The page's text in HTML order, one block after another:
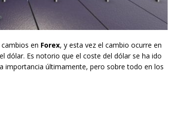
en Forex, y esta vez el cambio ocurre en
dólar. Es notorio que el coste del dólar se ha ido
importancia últimamente, pero sobre todo en los